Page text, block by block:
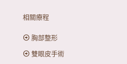
相關療程
胸部整形
雙眼皮手術